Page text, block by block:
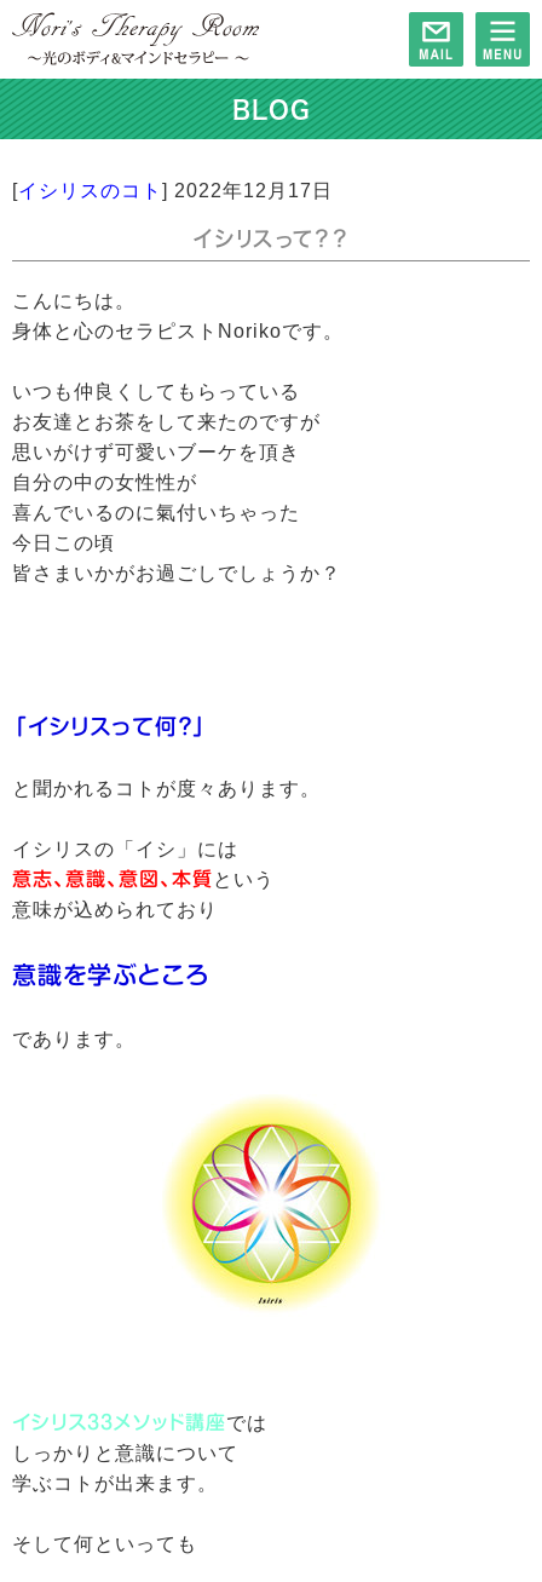
BLOG
[イシリスのコト ] 2022年12月17日
イシリスって？？
こんにちは。
身体と心のセラピストNorikoです。
いつも仲良くしてもらっている
お友達とお茶をして来たのですが
思いがけず可愛いブーケを頂き
自分の中の女性性が
喜んでいるのに氣付いちゃった
今日この頃
皆さまいかがお過ごしでしょうか？
「イシリスって何？」
と聞かれるコトが度々あります。
イシリスの「イシ」には
意志、意識、意図、本質という
意味が込められており
意識を学ぶところ
であります。
イシリス33メソッド講座では
しっかりと意識について
学ぶコトが出来ます。
そして何といっても